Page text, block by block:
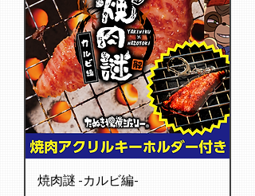
焼肉謎 -カルビ編-